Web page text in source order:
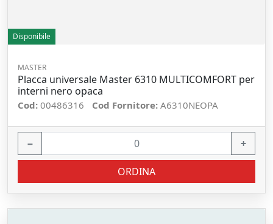
Disponibile
MASTER
Placca universale Master 6310 MULTICOMFORT per
interni nero opaca
Cod: 00486316 Cod Fornitore: A6310NEOPA
− +
ORDINA